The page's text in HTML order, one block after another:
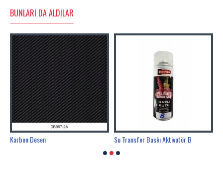
BUNLARI DA ALDILAR
Karbon Desen Su Transfer Baskı Aktivatör B